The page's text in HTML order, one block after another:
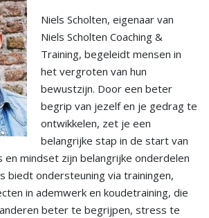
Niels Scholten, eigenaar van
Niels Scholten Coaching &
Training, begeleidt mensen in
het vergroten van hun
bewustzijn. Door een beter
begrip van jezelf en je gedrag te
ontwikkelen, zet je een
belangrijke stap in de start van
en mindset zijn belangrijke onderdelen
biedt ondersteuning via trainingen,
in ademwerk en koudetraining, die
beter te begrijpen, stress te